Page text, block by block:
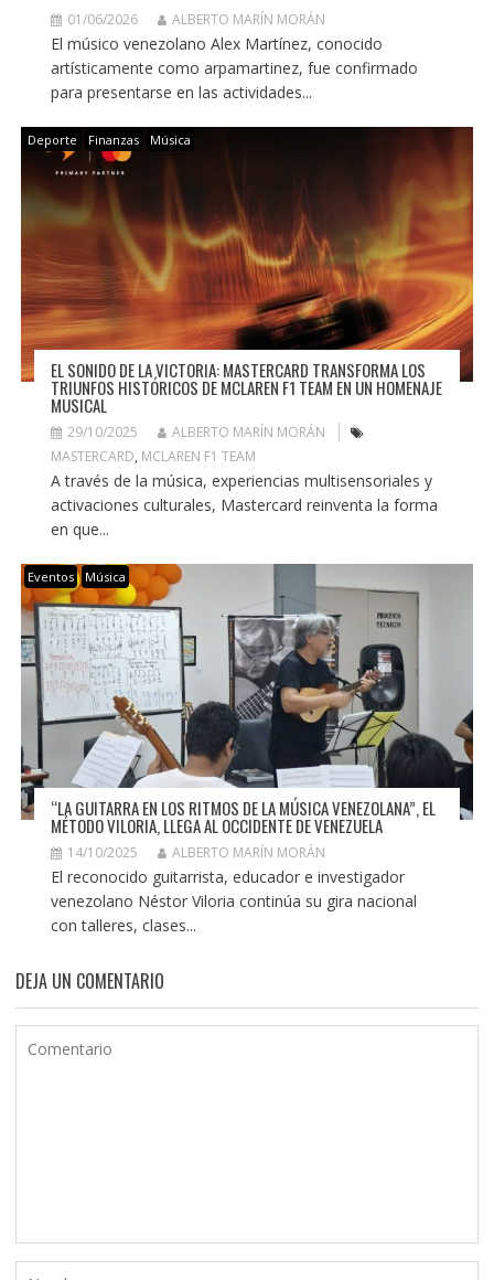
01/06/2026 ALBERTO MARÍN MORÁN
El músico venezolano Alex Martínez, conocido
artísticamente como arpamartinez, fue confirmado
para presentarse en las actividades...
Deporte Finanzas Música
EL SONIDO DE LA VICTORIA: MASTERCARD TRANSFORMA LOS
TRIUNFOS HISTÓRICOS DE MCLAREN F1 TEAM EN UN HOMENAJE
MUSICAL
29/10/2025
ALBERTO MARÍN MORÁN
MASTERCARD, MCLAREN F1 TEAM
A través de la música, experiencias multisensoriales y
activaciones culturales, Mastercard reinventa la forma
en que...
Eventos Música
“LA GUITARRA EN LOS RITMOS DE LA MÚSICA VENEZOLANA”, EL
MÉTODO VILORIA, LLEGA AL OCCIDENTE DE VENEZUELA
14/10/2025 ALBERTO MARÍN MORÁN
El reconocido guitarrista, educador e investigador
venezolano Néstor Viloria continúa su gira nacional
con talleres, clases...
DEJA UN COMENTARIO